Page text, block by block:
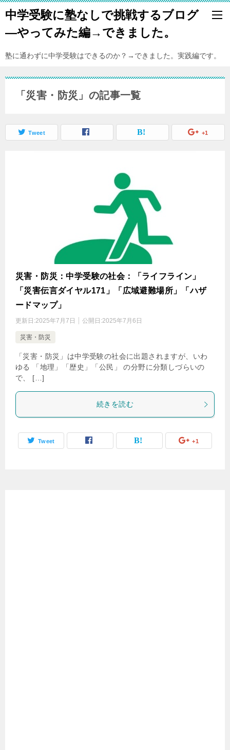
中学受験に塾なしで挑戦するブログ
―やってみた編→できました。
塾に通わずに中学受験はできるのか？→できました。実践編です。
「災害・防災」の記事一覧
Tweet +1
災害・防災：中学受験の社会：「ライフライン」
「災害伝言ダイヤル171」「広域避難場所」「ハザ
ードマップ」
更新日:2025年7月7日 公開日:2025年7月6日
災害・防災
「災害・防災」は中学受験の社会に出題されますが、いわ
ゆる 「地理」「歴史」「公民」 の分野に分類しづらいの
で、 […]
続きを読む
Tweet +1